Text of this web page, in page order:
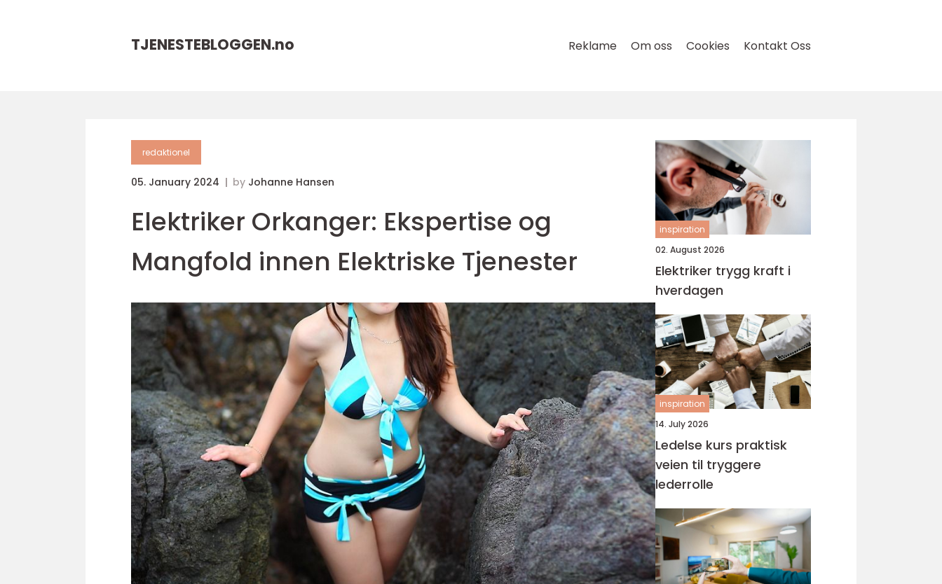
TJENESTEBLOGGEN.no Reklame Om oss Cookies Kontakt Oss
redaktionel
05. January 2024 by Johanne Hansen
Elektriker Orkanger: Ekspertise og
Mangfold innen Elektriske Tjenester
inspiration
02. August 2026
Elektriker trygg kraft i
hverdagen
inspiration
14. July 2026
Ledelse kurs praktisk
veien til tryggere
lederrolle